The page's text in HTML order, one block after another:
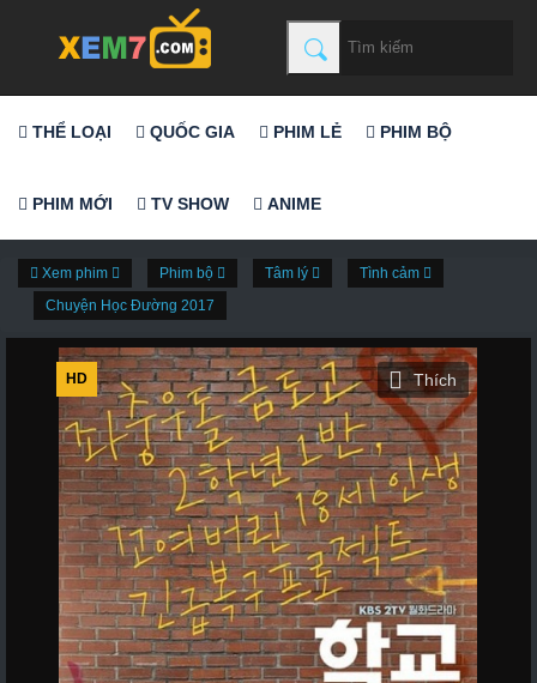
THỂ LOẠI QUỐC GIA PHIM LẺ PHIM BỘ
PHIM MỚI TV SHOW ANIME
Xem phim Phim bộ Tâm lý
Tình cảm
Chuyện Học Đường 2017
HD